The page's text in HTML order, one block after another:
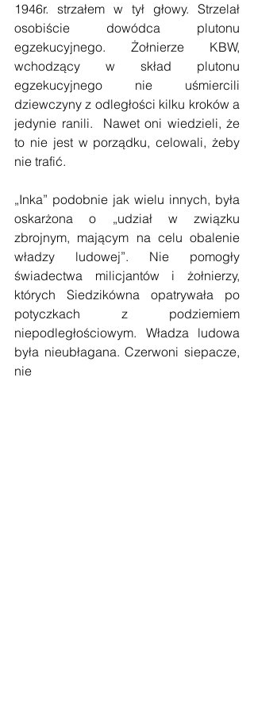
1946r. strzałem w tył głowy. Strzelał
osobiście dowódca plutonu
egzekucyjnego. Żołnierze KBW,
wchodzący w skład plutonu
egzekucyjnego nie uśmiercili
dziewczyny z odległości kilku kroków a
jedynie ranili.  Nawet oni wiedzieli, że
to nie jest w porządku, celowali, żeby
nie trafić.
„Inka” podobnie jak wielu innych, była
oskarżona o „udział w związku
zbrojnym, mającym na celu obalenie
władzy ludowej”. Nie pomogły
świadectwa milicjantów i żołnierzy,
których Siedzikówna opatrywała po
potyczkach z podziemiem
niepodległościowym. Władza ludowa
była nieubłagana. Czerwoni siepacze,
nie